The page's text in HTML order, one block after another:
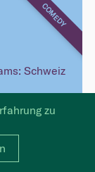
COMEDY
Schweiz
zu